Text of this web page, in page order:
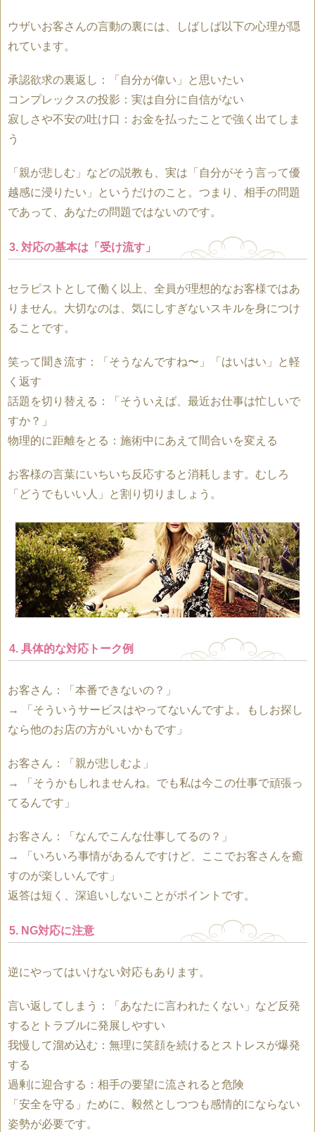
ウザいお客さんの言動の裏には、しばしば以下の心理が隠
れています。
承認欲求の裏返し：「自分が偉い」と思いたい
コンプレックスの投影：実は自分に自信がない
寂しさや不安の吐け口：お金を払ったことで強く出てしま
う
「親が悲しむ」などの説教も、実は「自分がそう言って優
越感に浸りたい」というだけのこと。つまり、相手の問題
であって、あなたの問題ではないのです。
3. 対応の基本は「受け流す」
セラピストとして働く以上、全員が理想的なお客様ではあ
りません。大切なのは、気にしすぎないスキルを身につけ
ることです。
笑って聞き流す：「そうなんですね〜」「はいはい」と軽
く返す
話題を切り替える：「そういえば、最近お仕事は忙しいで
すか？」
物理的に距離をとる：施術中にあえて間合いを変える
お客様の言葉にいちいち反応すると消耗します。むしろ
「どうでもいい人」と割り切りましょう。
4. 具体的な対応トーク例
お客さん：「本番できないの？」
→ 「そういうサービスはやってないんですよ。もしお探し
なら他のお店の方がいいかもです」
お客さん：「親が悲しむよ」
→ 「そうかもしれませんね。でも私は今この仕事で頑張っ
てるんです」
お客さん：「なんでこんな仕事してるの？」
→ 「いろいろ事情があるんですけど、ここでお客さんを癒
すのが楽しいんです」
返答は短く、深追いしないことがポイントです。
5. NG対応に注意
逆にやってはいけない対応もあります。
言い返してしまう：「あなたに言われたくない」など反発
するとトラブルに発展しやすい
我慢して溜め込む：無理に笑顔を続けるとストレスが爆発
する
過剰に迎合する：相手の要望に流されると危険
「安全を守る」ために、毅然としつつも感情的にならない
姿勢が必要です。